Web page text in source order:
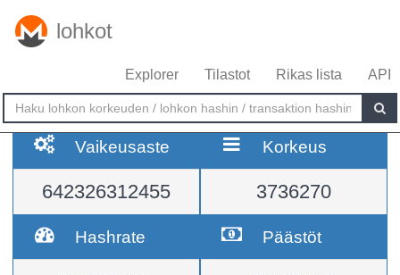
lohkot
Explorer Tilastot Rikas lista API
Vaikeusaste
642326312455
Korkeus
3736270
Hashrate Päästöt